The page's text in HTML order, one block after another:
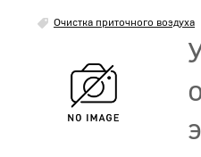
Очистка приточного воздуха